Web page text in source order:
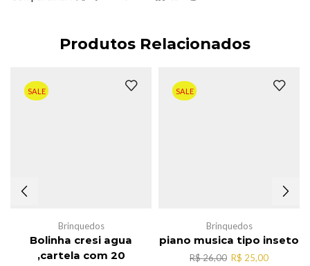
Produtos Relacionados
SALE
Brinquedos
Bolinha cresi agua
,cartela com 20
SALE
Brinquedos
piano musica tipo inseto
R$26,00 O
R$ 25,00O